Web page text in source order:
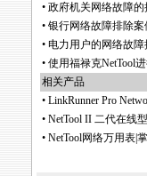
• 政府机关网络故障
• 银行网络故障排除案
• 电力用户的网络故障
• 使用福禄克NetTool
相关产品
• LinkRunner Pro
• NetTool II 二代在线
• NetTool网络万用表|